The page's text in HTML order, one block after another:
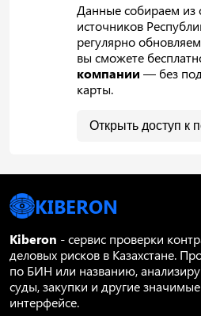
Данные собираем из
источников
регулярно
вы сможете
компании — без
карты.
Открыть доступ к
KIBERON
Kiberon - сервис проверки
деловых рисков в Казахстане.
по БИН или названию,
суды, закупки и другие
интерфейсе.